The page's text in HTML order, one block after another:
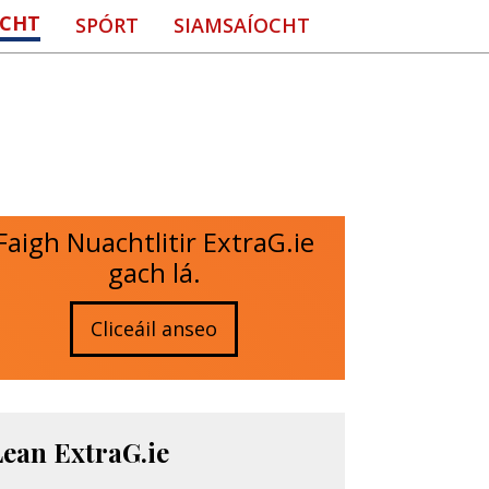
SPÓRT SIAMSAÍOCHT
Nuachtlitir ExtraG.ie
gach lá.
Cliceáil anseo
ExtraG.ie